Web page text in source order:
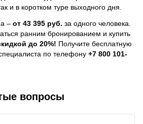
и в коротком туре выходного дня.
– от 43 395 руб. за одного человека.
ранним бронированием и купить
до 20%! Получите бесплатную
по телефону +7 800 101-
вопросы